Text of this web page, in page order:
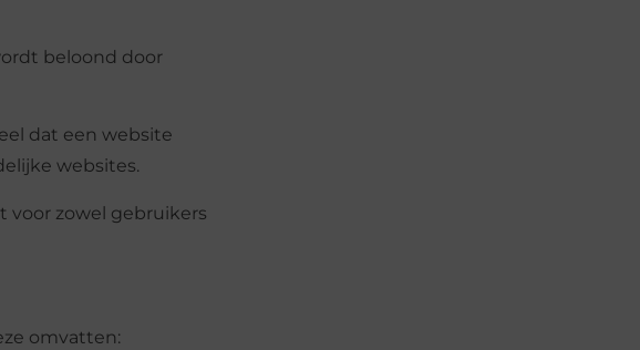
beloond door
dat een website
websites.
voor zowel gebruikers
omvatten: